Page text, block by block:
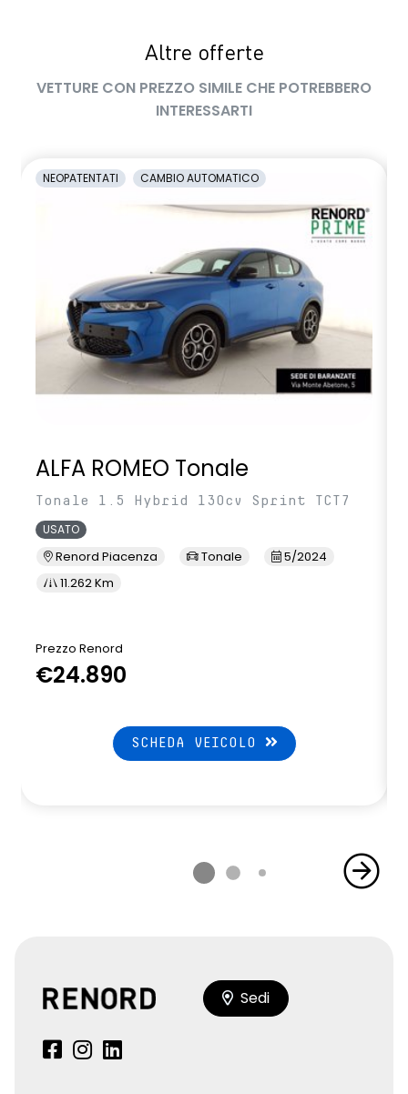
Altre offerte
VETTURE CON PREZZO SIMILE CHE POTREBBERO
INTERESSARTI
NEOPATENTATI CAMBIO AUTOMATICO
ALFA ROMEO Tonale
Tonale 1.5 Hybrid 130cv Sprint TCT7
USATO
Renord Piacenza Tonale
5/2024
11.262 Km
Prezzo Renord
€24.890
SCHEDA VEICOLO
Sedi